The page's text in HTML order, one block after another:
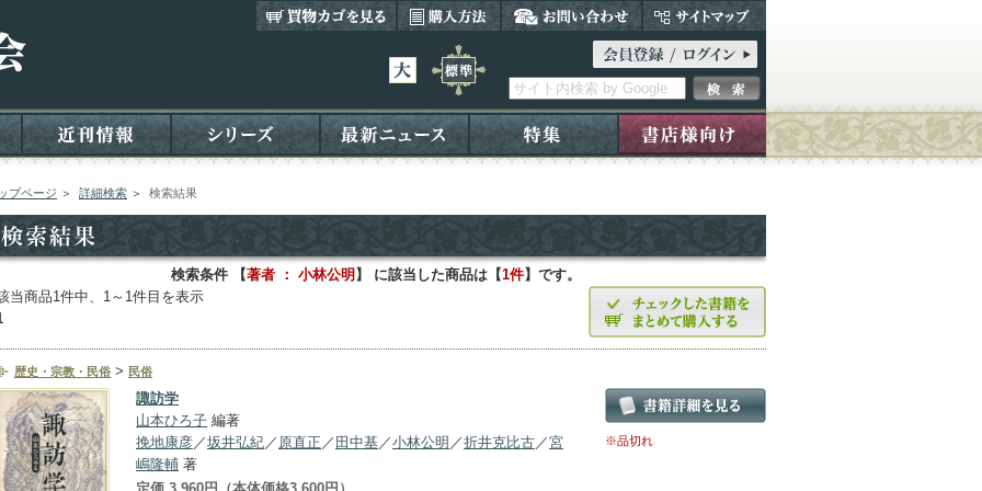
プページ ＞ 詳細検索 ＞ 検索結果
検索条件 【著者 ： 小林公明 】 に該当した商品は【1件】です。
当商品1件中、1～1件目を表示
歴史・宗教・民俗 > 民俗
諏訪学
山本ひろ子 編著
挽地康彦／坂井弘紀／ 原直正 ／ 田中基／小林公明 ／折井克比古／宮
嶋隆輔 著
※品切れ